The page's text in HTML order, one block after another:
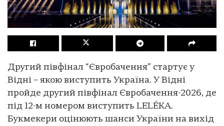
Другий півфінал “Євробачення” стартує у
Відні – якою виступить Україна. У Відні
пройде другий півфінал Євробачення-2026, де
під 12-м номером виступить LELÉKA.
Букмекери оцінюють шанси України на вихід